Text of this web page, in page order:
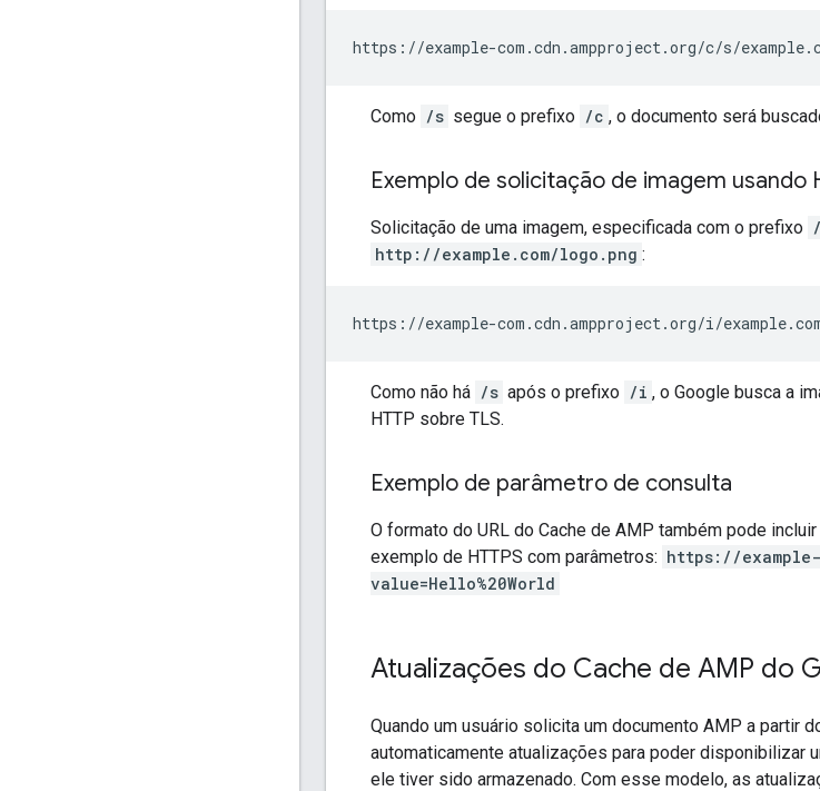
https://example-com.cdn.ampproject.org/c/s/
Como /s segue o prefixo /c , o documento será
Exemplo de solicitação de imagem usando
Solicitação de uma imagem, especificada com o prefixo
http://example.com/logo.png :
https://example-com.cdn.ampproject.org/i/
Como não há /s após o prefixo /i , o Google busca a
HTTP sobre TLS.
Exemplo de parâmetro de consulta
O formato do URL do Cache de AMP também pode
exemplo de HTTPS com parâmetros: https://example-
value=Hello%20World
Atualizações do Cache de AMP do
Quando um usuário solicita um documento AMP a partir
automaticamente atualizações para poder disponibilizar
ele tiver sido armazenado. Com esse modelo, as